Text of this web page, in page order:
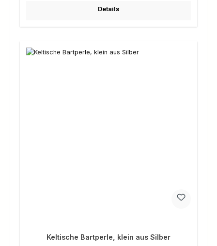
Details
Keltische Bartperle, klein aus Silber